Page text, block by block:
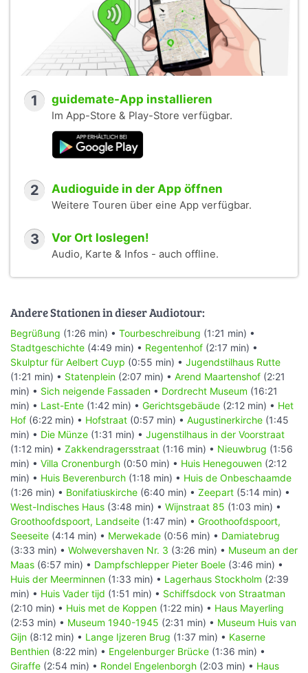
1 guidemate-App installieren
Im App-Store & Play-Store verfügbar.
2 Audioguide in der App öffnen
Weitere Touren über eine App verfügbar.
3 Vor Ort loslegen!
Audio, Karte & Infos - auch offline.
Andere Stationen in dieser Audiotour:
Begrüßung (1:26 min) • Tourbeschreibung (1:21 min) •
Stadtgeschichte (4:49 min) • Regentenhof (2:17 min) •
Skulptur für Aelbert Cuyp (0:55 min) • Jugendstilhaus Rutte
(1:21 min) • Statenplein (2:07 min) • Arend Maartenshof (2:21
min) • Sich neigende Fassaden • Dordrecht Museum (16:21
min) • Last-Ente (1:42 min) • Gerichtsgebäude (2:12 min) • Het
Hof (6:22 min) • Hofstraat (0:57 min) • Augustinerkirche (1:45
min) • Die Münze (1:31 min) • Jugenstilhaus in der Voorstraat
(1:12 min) • Zakkendragersstraat (1:16 min) • Nieuwbrug (1:56
min) • Villa Cronenburgh (0:50 min) • Huis Henegouwen (2:12
min) • Huis Beverenburch (1:18 min) • Huis de Onbeschaamde
(1:26 min) • Bonifatiuskirche (6:40 min) • Zeepart (5:14 min) •
West-Indisches Haus (3:48 min) • Wijnstraat 85 (1:03 min) •
Groothoofdspoort, Landseite (1:47 min) • Groothoofdspoort,
Seeseite (4:14 min) • Merwekade (0:56 min) • Damiatebrug
(3:33 min) • Wolwevershaven Nr. 3 (3:26 min) • Museum an der
Maas (6:57 min) • Dampfschlepper Pieter Boele (3:46 min) •
Huis der Meerminnen (1:33 min) • Lagerhaus Stockholm (2:39
min) • Huis Vader tijd (1:51 min) • Schiffsdock von Straatman
(2:10 min) • Huis met de Koppen (1:22 min) • Haus Mayerling
(2:53 min) • Museum 1940-1945 (2:31 min) • Museum Huis van
Gijn (8:12 min) • Lange Ijzeren Brug (1:37 min) • Kaserne
Benthien (8:22 min) • Engelenburger Brücke (1:36 min) •
Giraffe (2:54 min) • Rondel Engelenborgh (2:03 min) • Haus